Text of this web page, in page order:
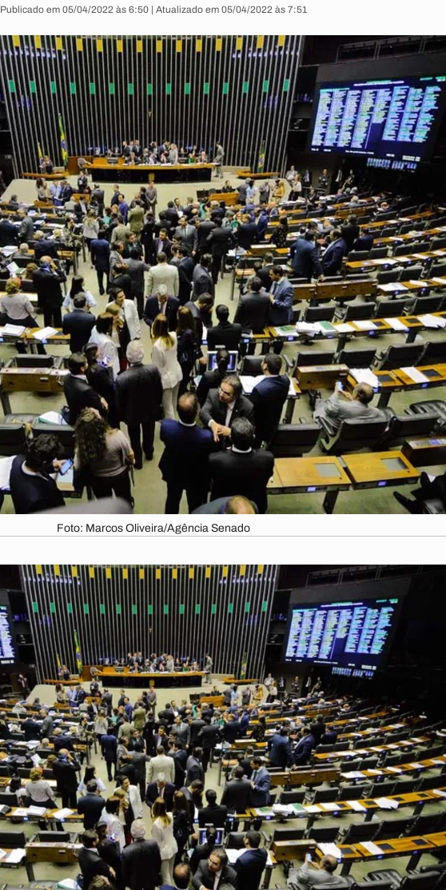
Publicado em 05/04/2022 às 6:50 | Atualizado em 05/04/2022 às 7:51
Foto: Marcos Oliveira/Agência Senado